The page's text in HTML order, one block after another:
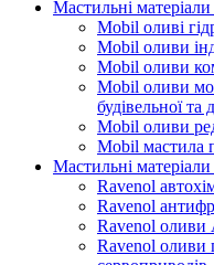
Мастильні
Mobil оливі
Mobil оливи
Mobil оливи
Mobil оливи
будівельної та
Mobil оливи
Mobil мастила
Мастильні
Ravenol
Ravenol
Ravenol оливи
Ravenol оливи